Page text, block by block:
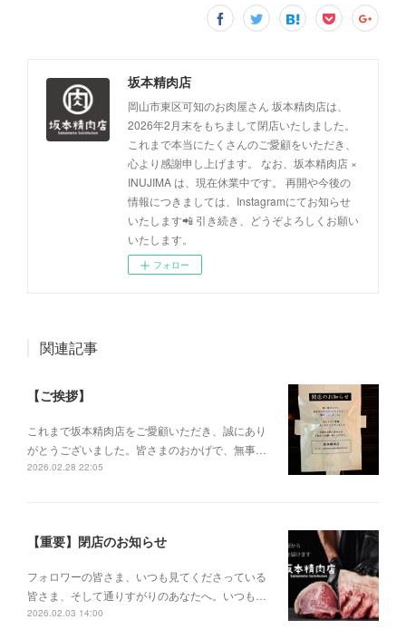
坂本精肉店
岡山市東区可知のお肉屋さん 坂本精肉店は、
2026年2月末をもちまして閉店いたしました。
これまで本当にたくさんのご愛顧をいただき、
心より感謝申し上げます。 なお、坂本精肉店 ×
INUJIMA は、現在休業中です。 再開や今後の
情報につきましては、Instagramにてお知らせ
いたします📲 引き続き、どうぞよろしくお願い
いたします。
フォロー
関連記事
【ご挨拶】
これまで坂本精肉店をご愛顧いただき、誠にあり
がとうございました。皆さまのおかげで、無事…
2026.02.28 22:05
【重要】閉店のお知らせ
フォロワーの皆さま、いつも見てくださっている
皆さま、そして通りすがりのあなたへ。いつも…
2026.02.03 14:00